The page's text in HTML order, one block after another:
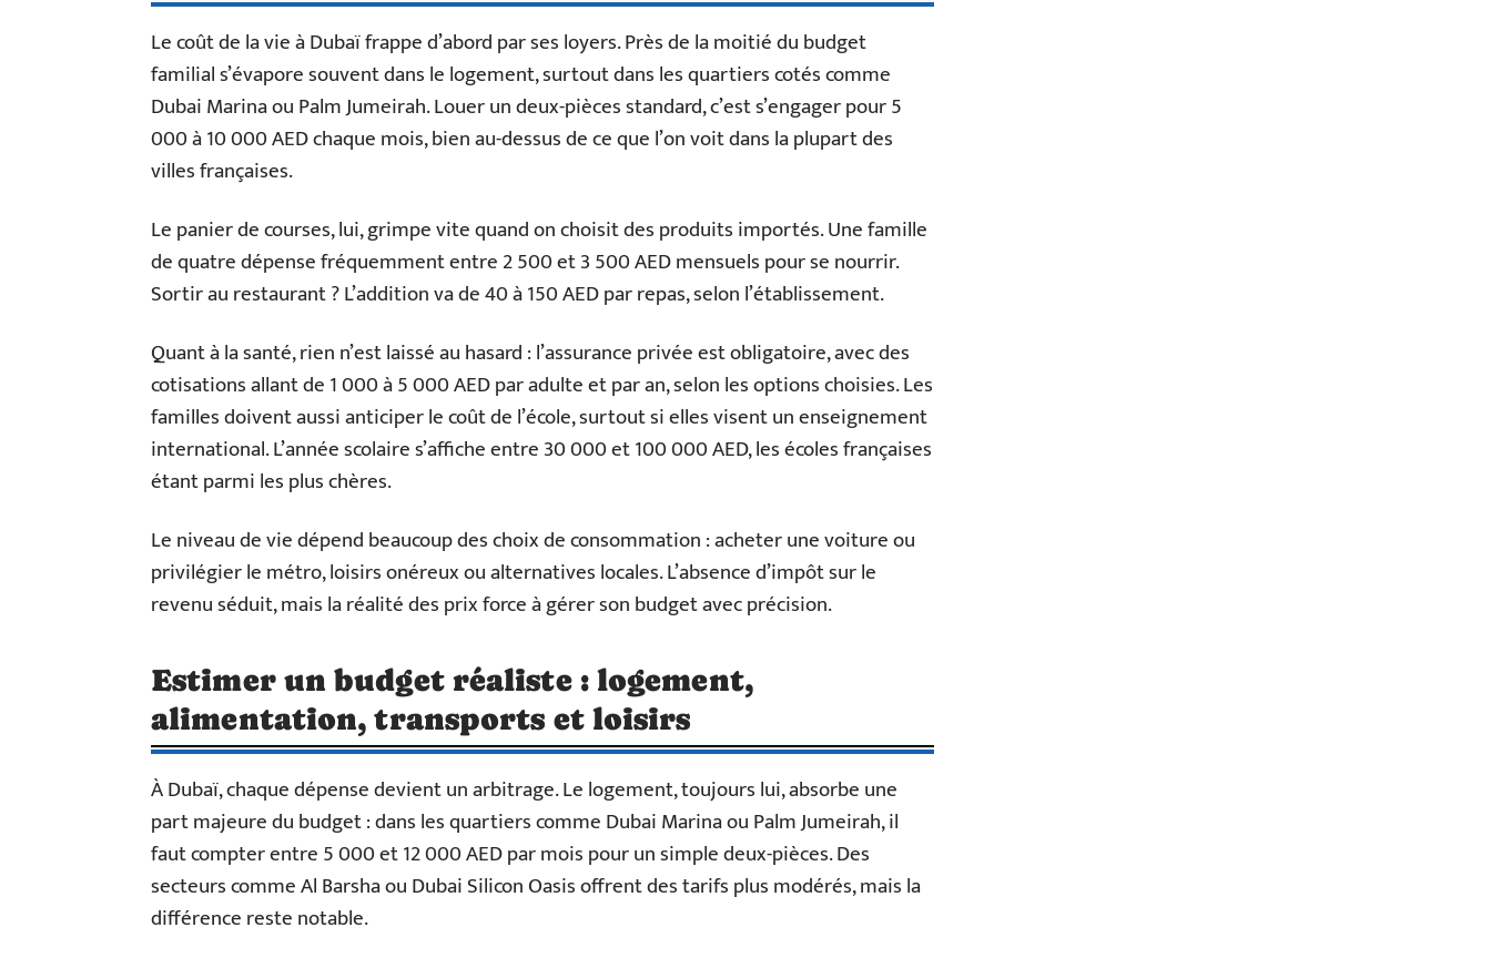
Le coût de la vie à Dubaï frappe d’abord par ses loyers. Près de la moitié du budget
familial s’évapore souvent dans le logement, surtout dans les quartiers cotés comme
Dubai Marina ou Palm Jumeirah. Louer un deux-pièces standard, c’est s’engager pour 5
000 à 10 000 AED chaque mois, bien au-dessus de ce que l’on voit dans la plupart des
villes françaises.
Le panier de courses, lui, grimpe vite quand on choisit des produits importés. Une famille
de quatre dépense fréquemment entre 2 500 et 3 500 AED mensuels pour se nourrir.
Sortir au restaurant ? L’addition va de 40 à 150 AED par repas, selon l’établissement.
Quant à la santé, rien n’est laissé au hasard : l’assurance privée est obligatoire, avec des
cotisations allant de 1 000 à 5 000 AED par adulte et par an, selon les options choisies. Les
familles doivent aussi anticiper le coût de l’école, surtout si elles visent un enseignement
international. L’année scolaire s’affiche entre 30 000 et 100 000 AED, les écoles françaises
étant parmi les plus chères.
Le niveau de vie dépend beaucoup des choix de consommation : acheter une voiture ou
privilégier le métro, loisirs onéreux ou alternatives locales. L’absence d’impôt sur le
revenu séduit, mais la réalité des prix force à gérer son budget avec précision.
Estimer un budget réaliste : logement,
alimentation, transports et loisirs
À Dubaï, chaque dépense devient un arbitrage. Le logement, toujours lui, absorbe une
part majeure du budget : dans les quartiers comme Dubai Marina ou Palm Jumeirah, il
faut compter entre 5 000 et 12 000 AED par mois pour un simple deux-pièces. Des
secteurs comme Al Barsha ou Dubai Silicon Oasis offrent des tarifs plus modérés, mais la
différence reste notable.